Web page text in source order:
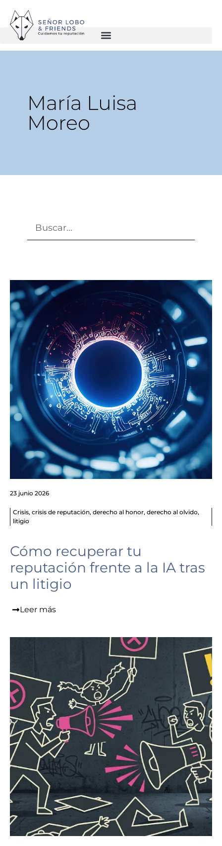
María Luisa
Moreo
23 junio 2026
Crisis, crisis de reputación, derecho al honor, derecho al olvido,
litigio
Cómo recuperar tu
reputación frente a la IA tras
un litigio
Leer más